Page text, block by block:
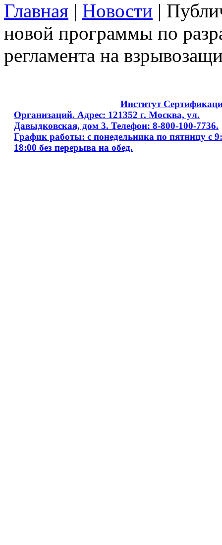
Главная | Новости |
новой программы по
регламента на
Институт
Организаций. Адрес: 121352 г. Москва, ул.
Давыдковская, дом 3. Телефон: 8-800-100-7736.
График работы: с понедельника по пятницу с
18:00 без перерыва на обед.